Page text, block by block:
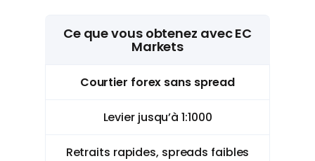
Ce que vous obtenez avec EC
Markets
Courtier forex sans spread
Levier jusqu’à 1:1000
Retraits rapides, spreads faibles